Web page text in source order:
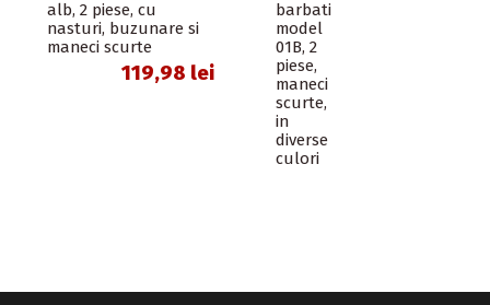
alb, 2 piese, cu
nasturi, buzunare si
maneci scurte
119,98 lei
barbati
model
01B, 2
piese,
maneci
scurte,
in
diverse
culori